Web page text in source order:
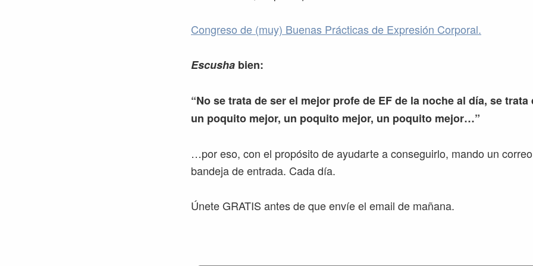
Congreso de (muy) Buenas Prácticas de Expresión Corporal.
Escusha bien:
“No se trata de ser el mejor profe de EF de la noche al día, se trata
un poquito mejor, un poquito mejor, un poquito mejor…”
…por eso, con el propósito de ayudarte a conseguirlo, mando un
bandeja de entrada. Cada día.
Únete GRATIS antes de que envíe el email de mañana.